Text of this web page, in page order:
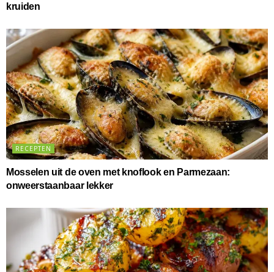
kruiden
RECEPTEN
Mosselen uit de oven met knoflook en Parmezaan:
onweerstaanbaar lekker